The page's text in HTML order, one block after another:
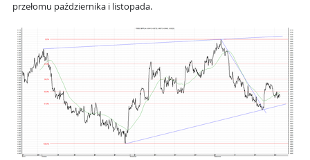
przełomu października i listopada.